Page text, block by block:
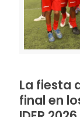
La fiesta
final en